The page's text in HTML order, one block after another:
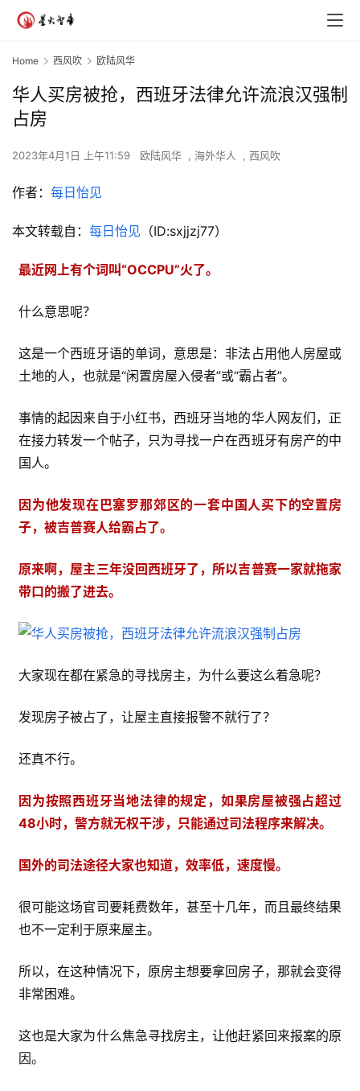
Home 西风吹 欧陆风华
华人买房被抢，西班牙法律允许流浪汉强制
占房
2023年4月1日 上午11:59 欧陆风华 , 海外华人 , 西风吹
作者： 每日怡见
本文转载自： 每日怡见 （ID:sxjjzj77）
最近网上有个词叫“OCCPU”火了。
什么意思呢？
这是一个西班牙语的单词，意思是：非法占用他人房屋或
土地的人，也就是“闲置房屋入侵者”或“霸占者”。
事情的起因来自于小红书，西班牙当地的华人网友们，正
在接力转发一个帖子，只为寻找一户在西班牙有房产的中
国人。
因为他发现在巴塞罗那郊区的一套中国人买下的空置房
子，被吉普赛人给霸占了。
原来啊，屋主三年没回西班牙了，所以吉普赛一家就拖家
带口的搬了进去。
大家现在都在紧急的寻找房主，为什么要这么着急呢？
发现房子被占了，让屋主直接报警不就行了？
还真不行。
因为按照西班牙当地法律的规定，如果房屋被强占超过
48小时，警方就无权干涉，只能通过司法程序来解决。
国外的司法途径大家也知道，效率低，速度慢。
很可能这场官司要耗费数年，甚至十几年，而且最终结果
也不一定利于原来屋主。
所以，在这种情况下，原房主想要拿回房子，那就会变得
非常困难。
这也是大家为什么焦急寻找房主，让他赶紧回来报案的原
因。